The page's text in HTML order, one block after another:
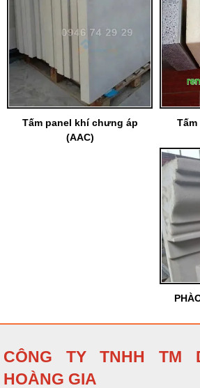
Tấm panel khí chưng áp
(AAC)
CÔNG TY TNHH TM
HOÀNG GIA